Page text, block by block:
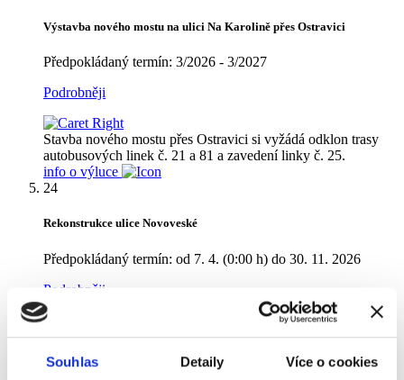
Souhlas Detaily Více o cookies
Výstavba nového mostu na ulici Na Karolině přes Ostravici
Předpokládaný termín: 3/2026 - 3/2027
Podrobněji
Stavba nového mostu přes Ostravici si vyžádá odklon trasy
autobusových linek č. 21 a 81 a zavedení linky č. 25.
info o výluce
24
Rekonstrukce ulice Novoveské
Předpokládaný termín: od 7. 4. (0:00 h) do 30. 11. 2026
Podrobněji
Rekonstrukce ulice Novoveské v úseku od ulice Grmelové po
ulici Sokola Tůmy si vyžádá změnu tras trolejbusových linek
102, 107, 108, 109, 112 a úpravy na ostatních trolejbusových